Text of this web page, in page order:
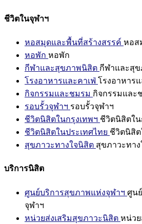
ชีวิตในจุฬาฯ
หอสมุดและพื้นที่สร้างสรรค์ หอส
หอพัก หอพัก
กีฬาและสุขภาพนิสิต กีฬาและสุ
โรงอาหารและคาเฟ่ โรงอาหารแ
กิจกรรมและชมรม กิจกรรมและ
รอบรั้วจุฬาฯ รอบรั้วจุฬาฯ
ชีวิตนิสิตในกรุงเทพฯ ชีวิตนิสิตใน
ชีวิตนิสิตในประเทศไทย ชีวิตนิสิต
สุขภาวะทางใจนิสิต สุขภาวะทา
บริการนิสิต
ศูนย์บริการสุขภาพแห่งจุฬาฯ ศูน
จุฬาฯ
หน่วยส่งเสริมสุขภาวะนิสิต หน่วย